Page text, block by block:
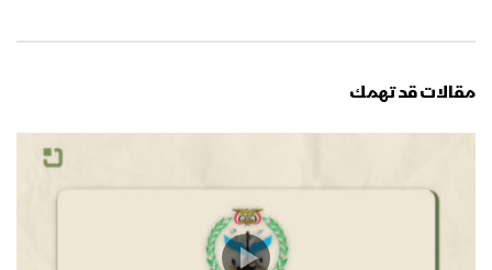
مقالات قد تهمك